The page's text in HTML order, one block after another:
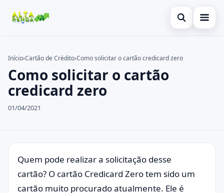
Abrir busca
Cartão de Crédito
Consignado
Finanças
Imóvel
Buscar no site
Buscar por:
Pressione Enter para buscar ou ESC para fechar.
Início›Cartão de Crédito›Como solicitar o cartão credicard zero
Como solicitar o cartão
credicard zero
01/04/2021
Quem pode realizar a solicitação desse
cartão? O cartão Credicard Zero tem sido um
cartão muito procurado atualmente. Ele é